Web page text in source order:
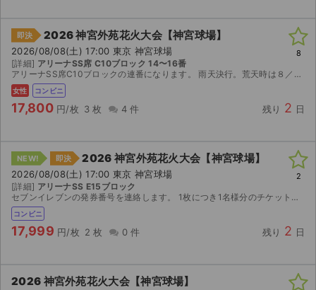
即決 2026 神宮外苑花火大会【神宮球場】
2026/08/08(土) 17:00 東京 神宮球場
[詳細] アリーナSS席 C10ブロック 14〜16番
アリーナSS席C10ブロックの連番になります。 雨天決行。荒天時は８／９（日）に順延です。 セブンイレブンで発券可能な引換票番号をお伝えします。
女性 コンビニ
17,800 円/枚 3 枚 4 件 残り 2 日
8
NEW! 即決 2026 神宮外苑花火大会【神宮球場】
2026/08/08(土) 17:00 東京 神宮球場
[詳細] アリーナSS E15ブロック
セブンイレブンの発券番号を連絡します。 1枚につき1名様分のチケットです。 ご購入後のキャンセル・返金はお受けできませんのでご了承ください。 協賛観覧席のため、いかなる場合も払い戻しはいたしません
コンビニ
17,999 円/枚 2 枚 0 件 残り 2 日
2
2026 神宮外苑花火大会【神宮球場】